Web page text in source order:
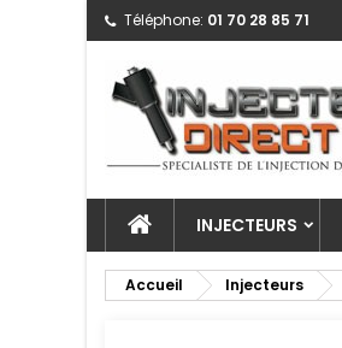
Téléphone: 01 70 28 85 71
INJECTEURS
Accueil Injecteurs